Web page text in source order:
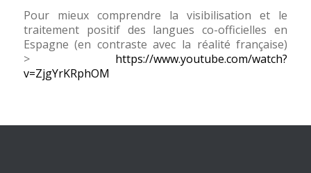
Pour mieux comprendre la visibilisation et le
traitement positif des langues co-officielles en
Espagne (en contraste avec la réalité française)
> https://www.youtube.com/watch?
v=ZjgYrKRphOM